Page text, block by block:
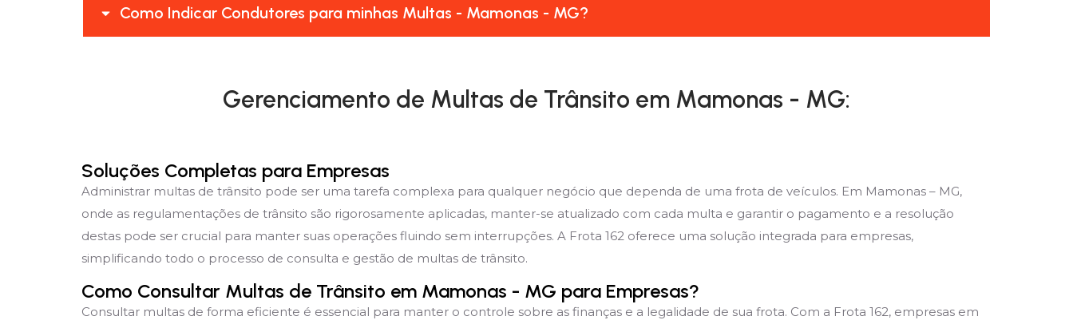
Como Indicar Condutores para minhas Multas - Mamonas - MG?
Gerenciamento de Multas de Trânsito em Mamonas - MG:
Soluções Completas para Empresas
Administrar multas de trânsito pode ser uma tarefa complexa para qualquer negócio que dependa de uma frota de veículos. Em Mamonas – MG,
onde as regulamentações de trânsito são rigorosamente aplicadas, manter-se atualizado com cada multa e garantir o pagamento e a resolução
destas pode ser crucial para manter suas operações fluindo sem interrupções. A Frota 162 oferece uma solução integrada para empresas,
simplificando todo o processo de consulta e gestão de multas de trânsito.
Como Consultar Multas de Trânsito em Mamonas - MG para Empresas?
Consultar multas de forma eficiente é essencial para manter o controle sobre as finanças e a legalidade de sua frota. Com a Frota 162, empresas em